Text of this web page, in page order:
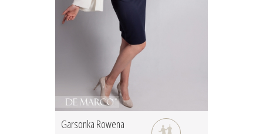
Garsonka Rowena